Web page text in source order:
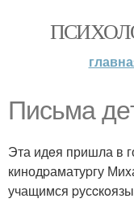
Письма
Эта идeя пришла в
кинодpаматуpгу
учащимся